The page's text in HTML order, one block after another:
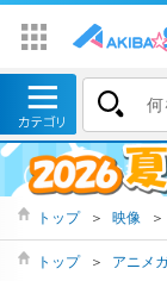
トップ ＞ 映像 ＞
トップ ＞ アニメ